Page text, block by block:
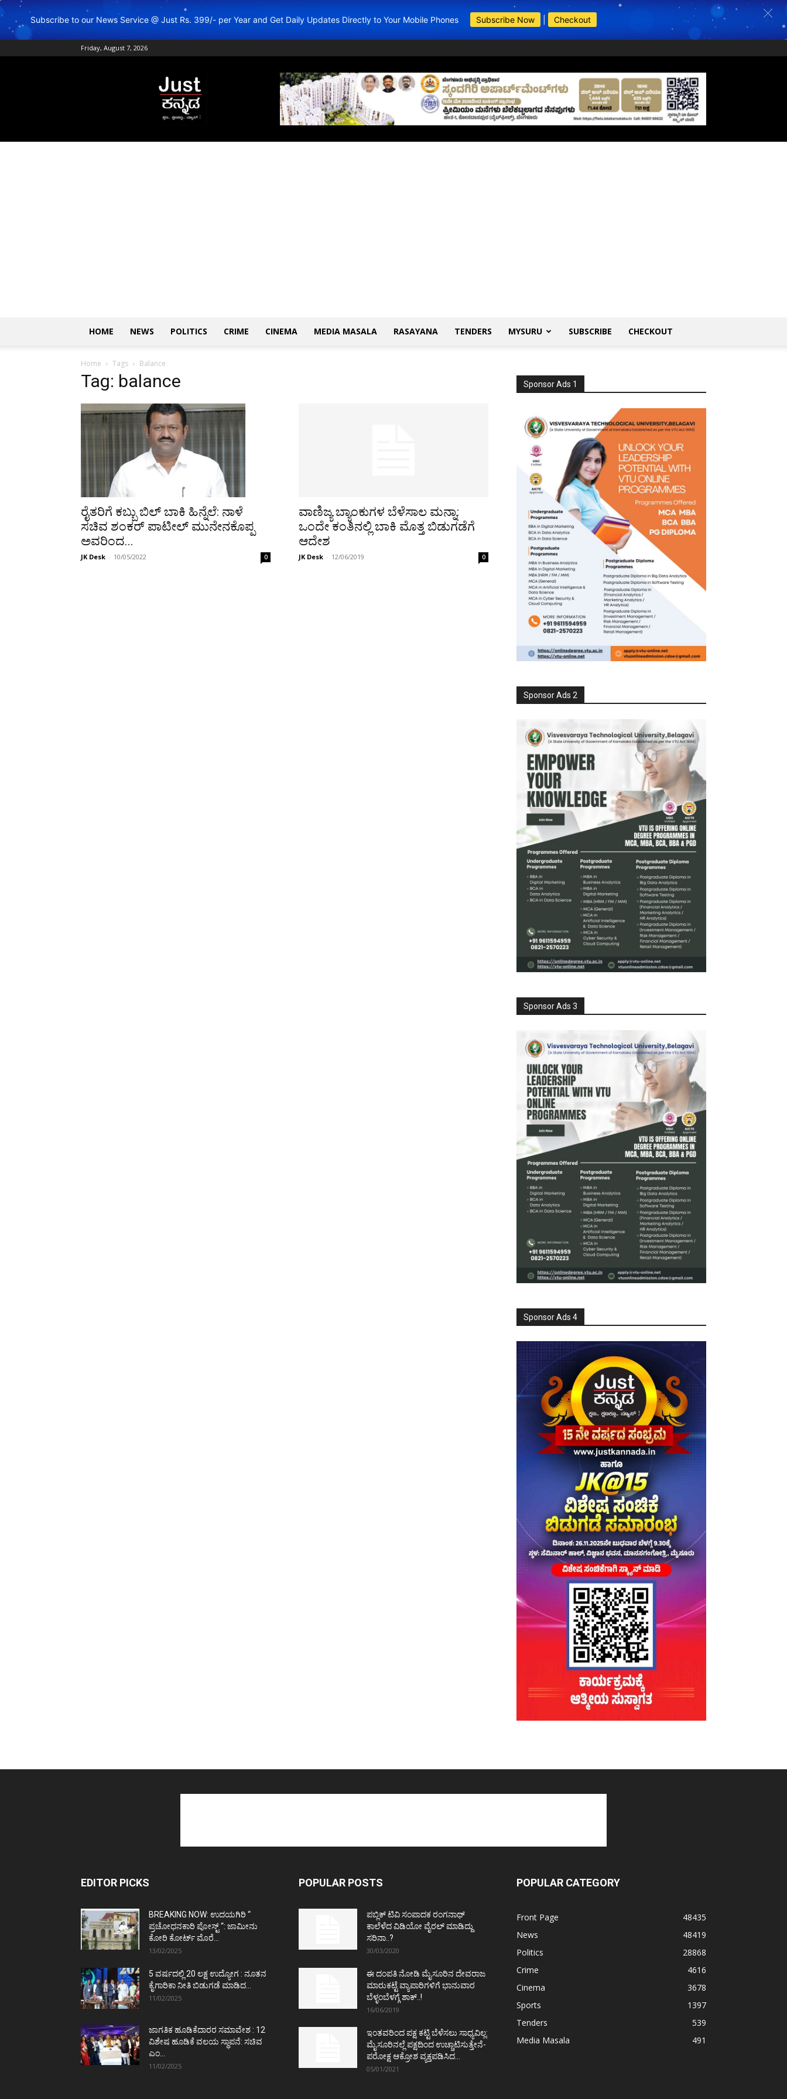
Subscribe to our News Service @ Just Rs. 399/- per Year and Get Daily Updates Directly to Your Mobile Phones Subscribe Now Checkout
Friday, August 7, 2026
Just
Kannada
–
Online
News
ಕನ್ನಡ
BDA Apartments
HOME NEWS POLITICS CRIME CINEMA MEDIA MASALA RASAYANA TENDERS MYSURU SUBSCRIBE CHECKOUT
Home Tags Balance
Tag: balance
ರೈತರಿಗೆ ಕಬ್ಬು ಬಿಲ್ ಬಾಕಿ ಹಿನ್ನೆಲೆ: ನಾಳೆ
ಸಚಿವ ಶಂಕರ್ ಪಾಟೀಲ್ ಮುನೇನಕೊಪ್ಪ
ಅವರಿಂದ...
JK Desk - 10/05/2022 0
ವಾಣಿಜ್ಯ ಬ್ಯಾಂಕುಗಳ ಬೆಳೆಸಾಲ ಮನ್ನಾ:
ಒಂದೇ ಕಂತಿನಲ್ಲಿ ಬಾಕಿ ಮೊತ್ತ ಬಿಡುಗಡೆಗೆ
ಆದೇಶ
JK Desk - 12/06/2019 0
Sponsor Ads 1
Sponsor Ads 2
Sponsor Ads 3
Sponsor Ads 4
EDITOR PICKS
BREAKING NOW: ಉದಯಗಿರಿ “
ಪ್ರಚೋಧನಕಾರಿ ಪೋಸ್ಟ್‌ “: ಜಾಮೀನು
ಕೋರಿ ಕೋರ್ಟ್‌ ಮೊರೆ...
13/02/2025
5 ವರ್ಷದಲ್ಲಿ 20 ಲಕ್ಷ ಉದ್ಯೋಗ : ನೂತನ
ಕೈಗಾರಿಕಾ ನೀತಿ ಬಿಡುಗಡೆ ಮಾಡಿದ...
11/02/2025
ಜಾಗತಿಕ ಹೂಡಿಕೆದಾರರ ಸಮಾವೇಶ : 12
ವಿಶೇಷ ಹೂಡಿಕೆ ವಲಯ ಸ್ಥಾಪನೆ: ಸಚಿವ
ಎಂ...
11/02/2025
POPULAR POSTS
ಪಬ್ಲಿಕ್ ಟಿವಿ ಸಂಪಾದಕ ರಂಗನಾಥ್
ಕಾಲೆಳೆದ ವಿಡಿಯೋ ವೈರಲ್ ಮಾಡಿದ್ದು
ಸರಿನಾ..?
30/03/2020
ಈ ದಂಪತಿ ನೋಡಿ ಮೈಸೂರಿನ ದೇವರಾಜ
ಮಾರುಕಟ್ಟೆ ವ್ಯಾಪಾರಿಗಳಿಗೆ ಭಾನುವಾರ
ಬೆಳ್ಳಂಬೆಳಗ್ಗೆ ಶಾಕ್..!
16/06/2019
ಇಂತವರಿಂದ ಪಕ್ಷ ಕಟ್ಟಿ ಬೆಳೆಸಲು ಸಾಧ್ಯವಿಲ್ಲ:
ಮೈಸೂರಿನಲ್ಲೆ ಪಕ್ಷದಿಂದ ಉಚ್ಚಾಟಿಸುತ್ತೇನೆ-
ಪರೋಕ್ಷ ಆಕ್ರೋಶ ವ್ಯಕ್ತಪಡಿಸಿದ...
05/01/2021
POPULAR CATEGORY
Front Page
48435
News
48419
Politics
28868
Crime
4616
Cinema
3678
Sports
1397
Tenders
539
Media Masala
491